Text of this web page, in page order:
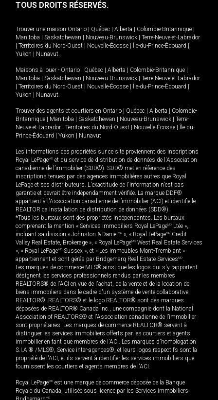
TOUS DROITS RÉSERVÉS.
Trouver une maison Ontario | Québec | Alberta | Colombie-Britannique |
Manitoba | Saskatchewan | Nouveau-Brunswick | Terre-Neuve-et-Labrador
| Territoires du Nord-Ouest | Nouvelle-Écosse | Île-du-Prince-Édouard |
Yukon | Nunavut.
Maisons à louer - Ontario | Québec | Alberta | Colombie-Britannique |
Manitoba | Saskatchewan | Nouveau-Brunswick | Terre-Neuve-et-Labrador
| Territoires du Nord-Ouest | Nouvelle-Écosse | Île-du-Prince-Édouard |
Yukon | Nunavut.
Trouver des agents et courtiers en Ontario | Québec | Alberta | Colombie-
Britannique | Manitoba | Saskatchewan | Nouveau-Brunswick | Terre-
Neuve-et-Labrador | Territoires du Nord-Ouest | Nouvelle-Écosse | Île-du-
Prince-Édouard | Yukon | Nunavut
Les informations des propriétés sur ce site proviennent des inscriptions
Royal LePageMD et du service de distribution de données de l'Association
canadienne de l’immobilier (SDD®). SDD® met en référence des
inscriptions tenues par des agences immobilières autres que Royal
LePage et ses distributeurs. L'exactitude de l'information n'est pas
garantie et devrait être indépendamment vérifiée. La marque DDF®
appartient à l'Association canadienne de l’immobilier (ACI) et identifie le
REALTOR.ca Installation de distribution de données (SDD®).
*Tous les bureaux sont des propriétés indépendantes. Les bureaux
comprenant la mention « Services immobiliers Royal LePageMD Ltée »,
incluant sa division « Johnston & Daniel MD », « Royal LePageMD Credit
Valley Real Estate, Brokerage », « Royal LePageMD West Real Estate Services
», « Royal LePageMD Sussex », et « Les immeubles Mont-Tremblant »
appartiennent et sont gérés par Bridgemarq Real Estate ServicesMD.
Les marques de commerce MLS® ainsi que les logos qui s'y rapportent
désignent les services professionnels rendus par les membres
REALTORS® de l'ACI en vue de l'achat, de la vente et de la location de
biens immobiliers dans le cadre d'un système de vente collaborative.
REALTOR®, REALTORS® et le logo REALTOR® sont des marques
déposées de REALTOR® Canada Inc., une compagnie dont la National
Association of REALTORS® et l'Association canadienne de l’immobilier
sont propriétaires. Les marques de commerce REALTOR® servent à
distinguer les services immobiliers offerts par les courtiers et agents
immobilier en tant que membres de l'ACI. Les marques d'homologation
S.I.A.® /MLS®, Service inter-agences®, et leurs logos respectifs sont la
propriété de l'ACI, et ils servent à identifier les services immobiliers que
fournissent les courtiers et agents membres de l'ACI.
Royal LePageMD est une marque de commerce déposée de la Banque
Royale du Canada, utilisée sous licence par les Services immobiliers
MD